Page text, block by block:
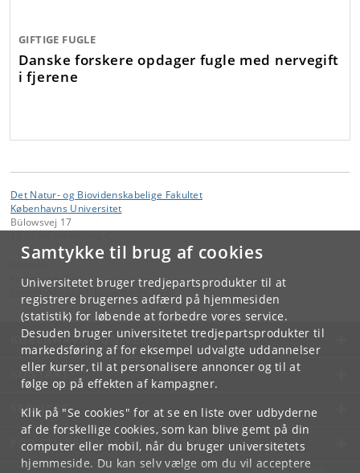
Samtykke til brug af cookies
Universitetet bruger tredjepartsprodukter til at
registrere brugernes adfærd på hjemmesiden
(statistik) for løbende at forbedre vores service.
Desuden bruger universitetet tredjepartsprodukter til
markedsføring af for eksempel udvalgte uddannelser
eller kurser, til at personalisere annoncer og til at
følge op på effekten af kampagner.
Klik på "Se cookies" for at se en liste over udbyderne
af de forskellige cookies, som kan blive gemt på din
computer eller mobil, når du bruger universitetets
hjemmeside. Du kan selv vælge om du vil acceptere
GIFTIGE FUGLE
Danske forskere opdager fugle med nervegift
i fjerene
Det Natur- og Biovidenskabelige Fakultet
Københavns Universitet
Bülowsvej 17
Kommunikation
kommunikation-frbplus@ ku. dk
KØBENHAVNS UNIVERSITET
KONTAKT
SERVICES
FOR STUDERENDE OG ANSATTE